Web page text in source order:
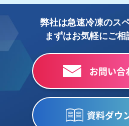
弊社は急速冷凍のス
まずはお気軽にご相
お問い
資料ダウ